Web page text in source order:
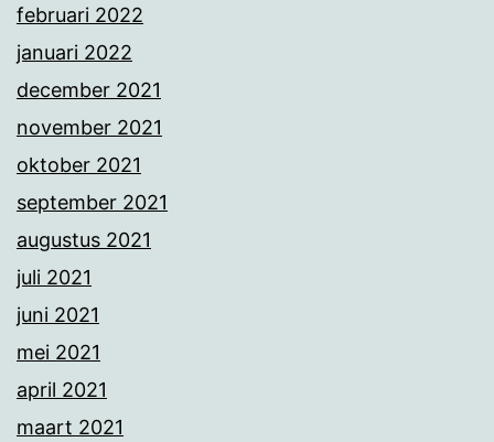
februari 2022
januari 2022
december 2021
november 2021
oktober 2021
september 2021
augustus 2021
juli 2021
juni 2021
mei 2021
april 2021
maart 2021